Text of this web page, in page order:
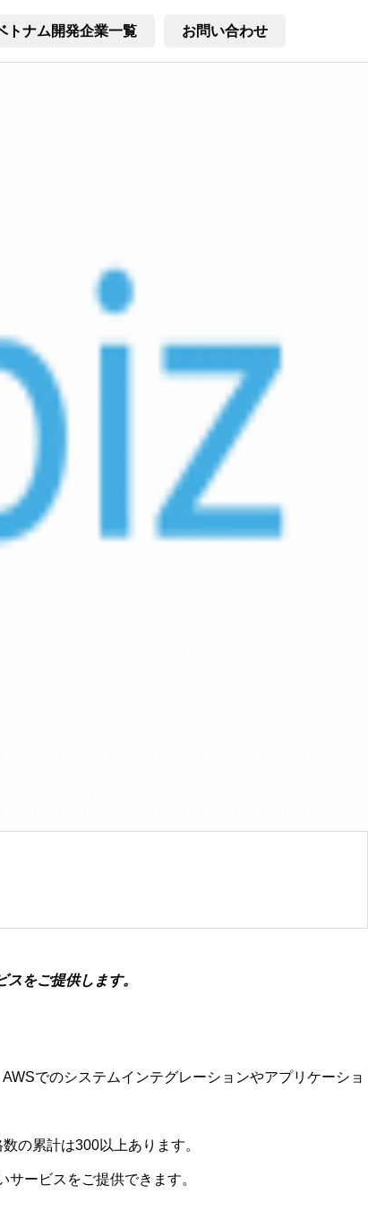
トナム開発企業一覧 お問い合わせ
をご提供します。
でのシステムインテグレーションやアプリケーショ
の累計は300以上あります。
ービスをご提供できます。